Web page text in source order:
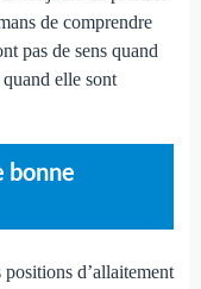
de comprendre
pas de sens quand
quand elle sont
bonne
d’allaitement